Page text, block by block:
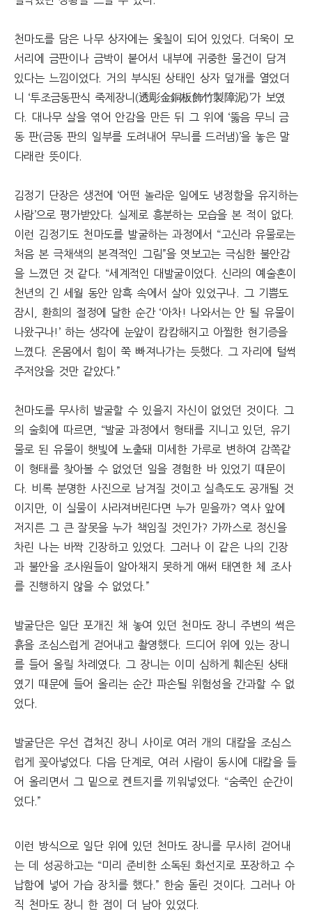
천마도를 담은 나무 상자에는 옻칠이 되어 있었다. 더욱이 모
서리에 금판이나 금박이 붙어서 내부에 귀중한 물건이 담겨
있다는 느낌이었다. 거의 부식된 상태인 상자 덮개를 열었더
니 ‘투조금동판식 죽제장니(透彫金銅板飾竹製障泥)’가 보였
다. 대나무 살을 엮어 안감을 만든 뒤 그 위에 ‘뚫음 무늬 금
동 판(금동 판의 일부를 도려내어 무늬를 드러냄)’을 놓은 말
다래란 뜻이다.
김정기 단장은 생전에 ‘어떤 놀라운 일에도 냉정함을 유지하는
사람’으로 평가받았다. 실제로 흥분하는 모습을 본 적이 없다.
이런 김정기도 천마도를 발굴하는 과정에서 “고신라 유물로는
처음 본 극채색의 본격적인 그림”을 엿보고는 극심한 불안감
을 느꼈던 것 같다. “세계적인 대발굴이었다. 신라의 예술혼이
천년의 긴 세월 동안 암흑 속에서 살아 있었구나. 그 기쁨도
잠시, 환희의 절정에 달한 순간 ‘아차! 나와서는 안 될 유물이
나왔구나!’ 하는 생각에 눈앞이 캄캄해지고 아찔한 현기증을
느꼈다. 온몸에서 힘이 쭉 빠져나가는 듯했다. 그 자리에 털썩
주저앉을 것만 같았다.”
천마도를 무사히 발굴할 수 있을지 자신이 없었던 것이다. 그
의 술회에 따르면, “발굴 과정에서 형태를 지니고 있던, 유기
물로 된 유물이 햇빛에 노출돼 미세한 가루로 변하여 감쪽같
이 형태를 찾아볼 수 없었던 일을 경험한 바 있었기 때문이
다. 비록 분명한 사진으로 남겨질 것이고 실측도도 공개될 것
이지만, 이 실물이 사라져버린다면 누가 믿을까? 역사 앞에
저지른 그 큰 잘못을 누가 책임질 것인가? 가까스로 정신을
차린 나는 바짝 긴장하고 있었다. 그러나 이 같은 나의 긴장
과 불안을 조사원들이 알아채지 못하게 애써 태연한 체 조사
를 진행하지 않을 수 없었다.”
발굴단은 일단 포개진 채 놓여 있던 천마도 장니 주변의 썩은
흙을 조심스럽게 걷어내고 촬영했다. 드디어 위에 있는 장니
를 들어 올릴 차례였다. 그 장니는 이미 심하게 훼손된 상태
였기 때문에 들어 올리는 순간 파손될 위험성을 간과할 수 없
었다.
발굴단은 우선 겹쳐진 장니 사이로 여러 개의 대칼을 조심스
럽게 꽂아넣었다. 다음 단계로, 여러 사람이 동시에 대칼을 들
어 올리면서 그 밑으로 켄트지를 끼워넣었다. “숨죽인 순간이
었다.”
이런 방식으로 일단 위에 있던 천마도 장니를 무사히 걷어내
는 데 성공하고는 “미리 준비한 소독된 화선지로 포장하고 수
납함에 넣어 가습 장치를 했다.” 한숨 돌린 것이다. 그러나 아
직 천마도 장니 한 점이 더 남아 있었다.